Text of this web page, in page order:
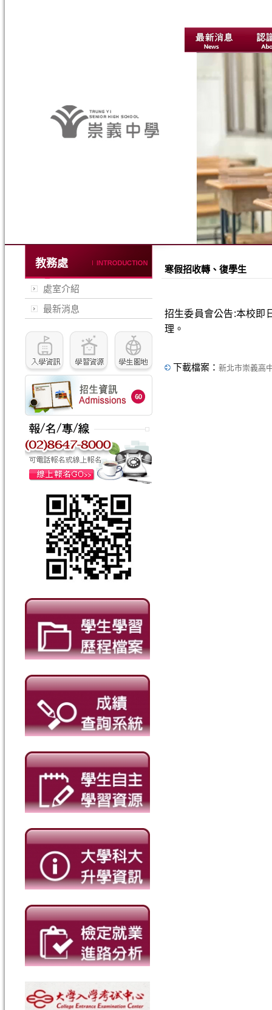
教務處
處室介紹
最新消息
寒假招收轉、復學生
招生委員會公告:本校即
理。
下載檔案： 新北市崇義高